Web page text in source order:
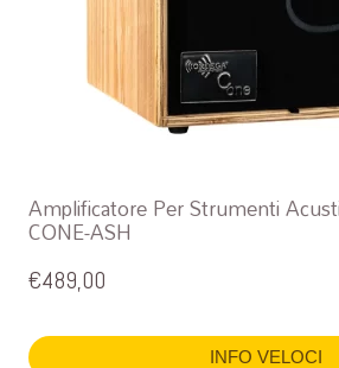
Amplificatore Per Strumenti
CONE-ASH
€489,00
INFO VELOCI